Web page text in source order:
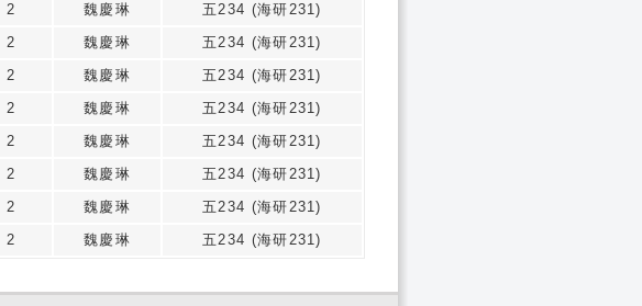
2 魏慶琳
五234 (海研231)
2 魏慶琳
五234 (海研231)
2 魏慶琳
五234 (海研231)
2 魏慶琳
五234 (海研231)
2 魏慶琳
五234 (海研231)
2 魏慶琳
五234 (海研231)
2 魏慶琳
五234 (海研231)
2 魏慶琳 五234 (海研231)